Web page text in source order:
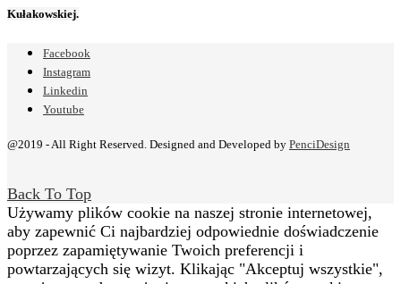
Kułakowskiej.
Facebook
Instagram
Linkedin
Youtube
@2019 - All Right Reserved. Designed and Developed by PenciDesign
Back To Top
Używamy plików cookie na naszej stronie internetowej,
aby zapewnić Ci najbardziej odpowiednie doświadczenie
poprzez zapamiętywanie Twoich preferencji i
powtarzających się wizyt. Klikając "Akceptuj wszystkie",